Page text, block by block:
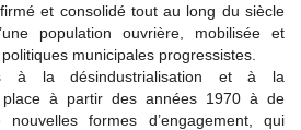
et consolidé tout au long du siècle
population ouvrière, mobilisée et
municipales progressistes.
à la désindustrialisation et à la
place à partir des années 1970 à de
formes d’engagement, qui